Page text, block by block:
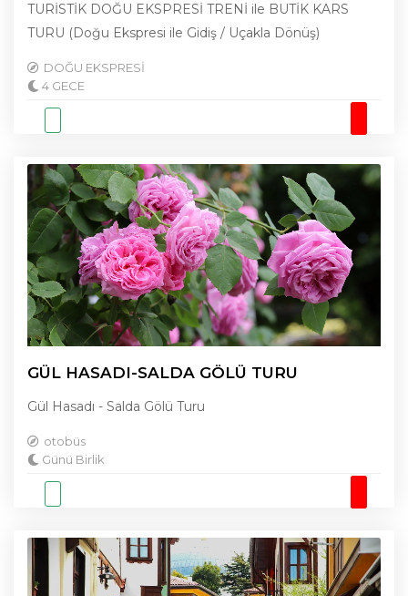
TURİSTİK DOĞU EKSPRESİ TRENİ ile BUTİK KARS
TURU (Doğu Ekspresi ile Gidiş / Uçakla Dönüş)
DOĞU EKSPRESİ
4 GECE
GÜL HASADI-SALDA GÖLÜ TURU
Gül Hasadı - Salda Gölü Turu
otobüs
Günü Birlik